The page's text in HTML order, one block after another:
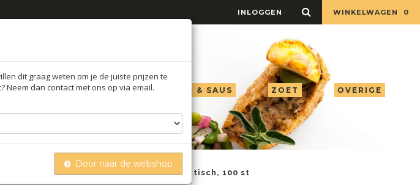
WINKELWAGEN 0
INLOGGEN
OLIE AZIJN & SAUS ZOET OVERIGE
zich met water, zeer origineel & praktisch, 100 st
dit graag weten om je de juiste prijzen te
Neem dan contact met ons op via email.
Door naar de webshop